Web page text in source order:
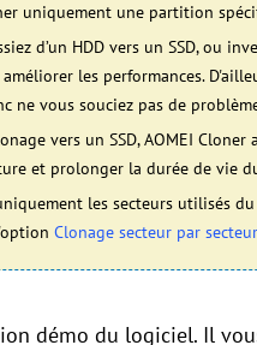
uniquement une partition
d’un HDD vers un SSD, ou
les performances.
ne vous souciez pas de
vers un SSD, AOMEI
et prolonger la durée de vie
les secteurs utilisés
Clonage secteur par secteur
démo du logiciel. Il